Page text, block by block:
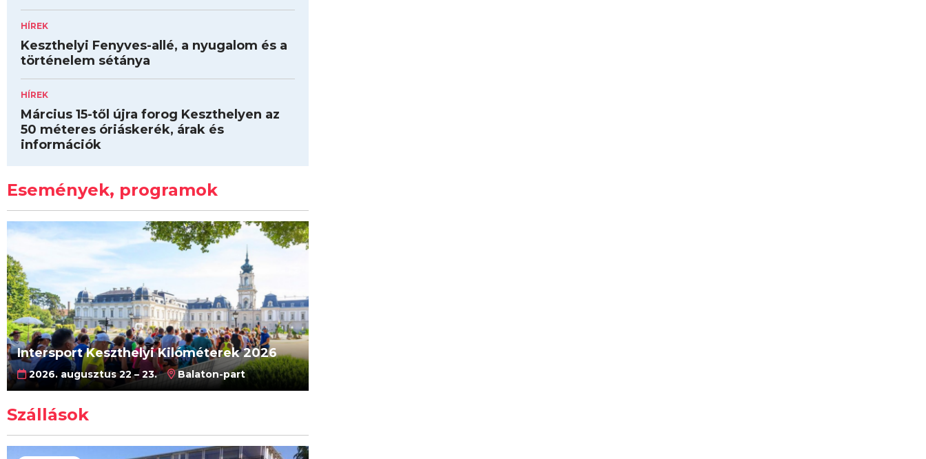
HÍREK
Keszthelyi Fenyves-allé, a nyugalom és a
történelem sétánya
HÍREK
Március 15-től újra forog Keszthelyen az
50 méteres óriáskerék, árak és
információk
Események, programok
Intersport Keszthelyi Kilóméterek 2026
2026. augusztus 22 – 23. Balaton-part
Szállások